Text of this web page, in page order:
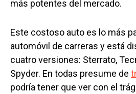
más potentes del mercado.
Este costoso auto es lo más
automóvil de carreras y está
cuatro versiones: Sterrato,
Spyder. En todas presume de
podría tener que ver con el